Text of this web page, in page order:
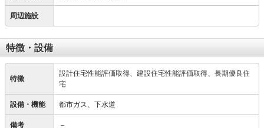
周辺施設
特徴・設備
特徴
設計住宅性能評価取得、建設住宅性能評価取得、長期優良住
宅
設備・機能 都市ガス、下水道
備考 －